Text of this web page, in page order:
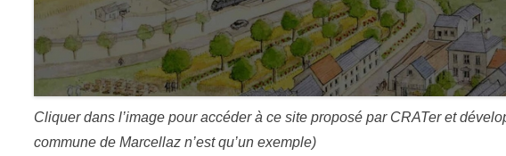
Cliquer dans l’image pour accéder à ce site proposé par CRATer et
commune de Marcellaz n’est qu’un exemple)